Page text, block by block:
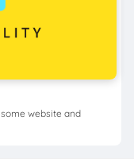
website and